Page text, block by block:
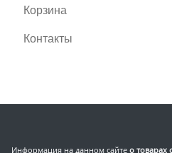
Корзина
Контакты
Информация на данном сайте о товарах